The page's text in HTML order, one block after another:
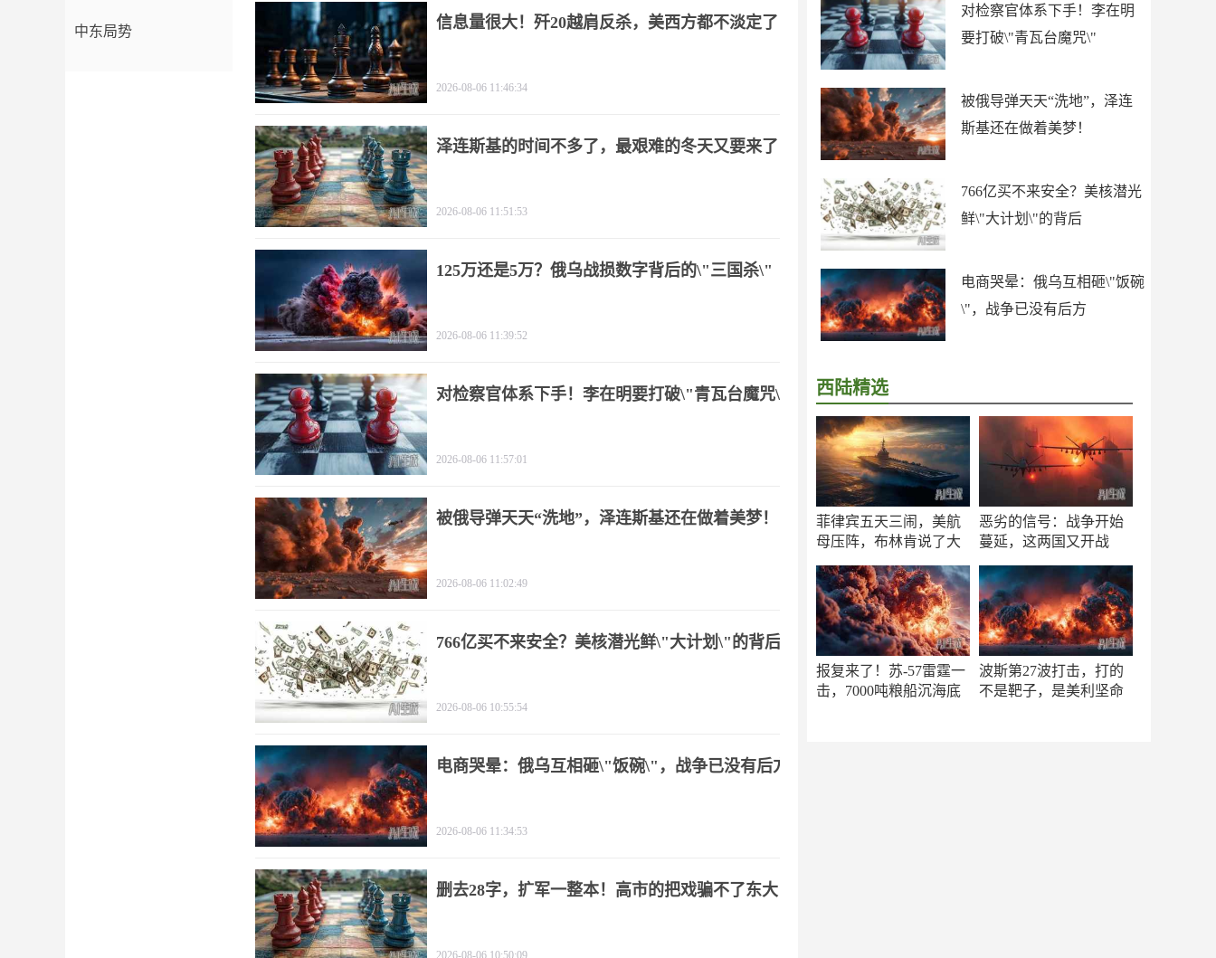
对检察官体系下手！李在明
要打破\"青瓦台魔咒\"
被俄导弹天天“洗地”，泽连
斯基还在做着美梦！
766亿买不来安全？美核潜光
鲜\"大计划\"的背后
电商哭晕：俄乌互相砸\"饭碗
\"，战争已没有后方
西陆精选
菲律宾五天三闹，美航
母压阵，布林肯说了大
恶劣的信号：战争开始
蔓延，这两国又开战
报复来了！苏-57雷霆一
击，7000吨粮船沉海底
波斯第27波打击，打的
不是靶子，是美利坚命
中东局势 信息量很大！歼20越肩反杀，美西方都不淡定了
2026-08-06 11:46:34
泽连斯基的时间不多了，最艰难的冬天又要来了
2026-08-06 11:51:53
125万还是5万？俄乌战损数字背后的\"三国杀\"
2026-08-06 11:39:52
对检察官体系下手！李在明要打破\"青瓦台魔咒\"
2026-08-06 11:57:01
被俄导弹天天“洗地”，泽连斯基还在做着美梦！
2026-08-06 11:02:49
766亿买不来安全？美核潜光鲜\"大计划\"的背后
2026-08-06 10:55:54
电商哭晕：俄乌互相砸\"饭碗\"，战争已没有后方
2026-08-06 11:34:53
删去28字，扩军一整本！高市的把戏骗不了东大
2026-08-06 10:50:09